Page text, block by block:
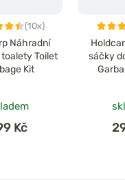
(10x)
Náhradní
Toilet
Kit
Kč
sáčky